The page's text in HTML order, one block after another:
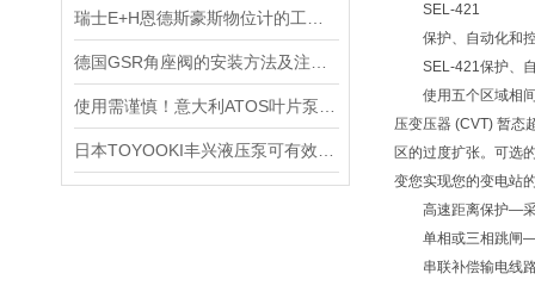
SEL-421
保护、自动化和
SEL-421保护、自
使用五个区域相间
压变压器 (CVT) 暂态
区的过度扩张。可选
变您实现您的变电站
高速距离保护—采用
单相或三相跳闸—可
串联补偿输电线路